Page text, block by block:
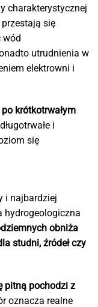
charakterystycznej
się
wód
utrudnienia w
elektrowni i
krótkotrwałym
i
się
i najbardziej
hydrogeologiczna
obniża
studni, źródeł czy
pitną pochodzi z
oznacza realne